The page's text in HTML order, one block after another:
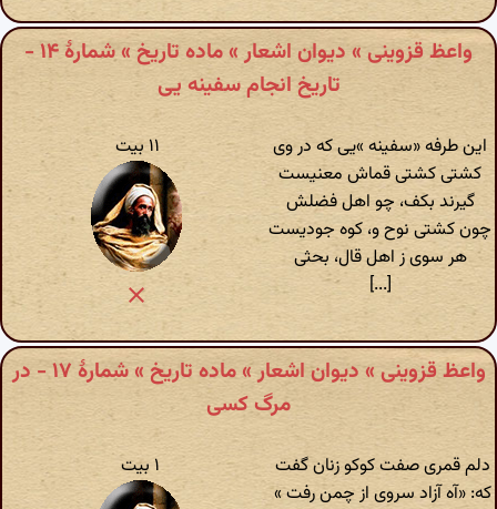
واعظ قزوینی » دیوان اشعار » ماده تاریخ » شمارهٔ ۱۴ -
تاریخ انجام سفینه یی
این طرفه «سفینه »یی که در وی
کشتی کشتی قماش معنیست
گیرند بکف، چو اهل فضلش
چون کشتی نوح و، کوه جودیست
هر سوی ز اهل قال، بحثی
[...]
۱۱ بیت
واعظ قزوینی » دیوان اشعار » ماده تاریخ » شمارهٔ ۱۷ - در
مرگ کسی
دلم قمری صفت کوکو زنان گفت
که: «آه آزاد سروی از چمن رفت »
۱ بیت